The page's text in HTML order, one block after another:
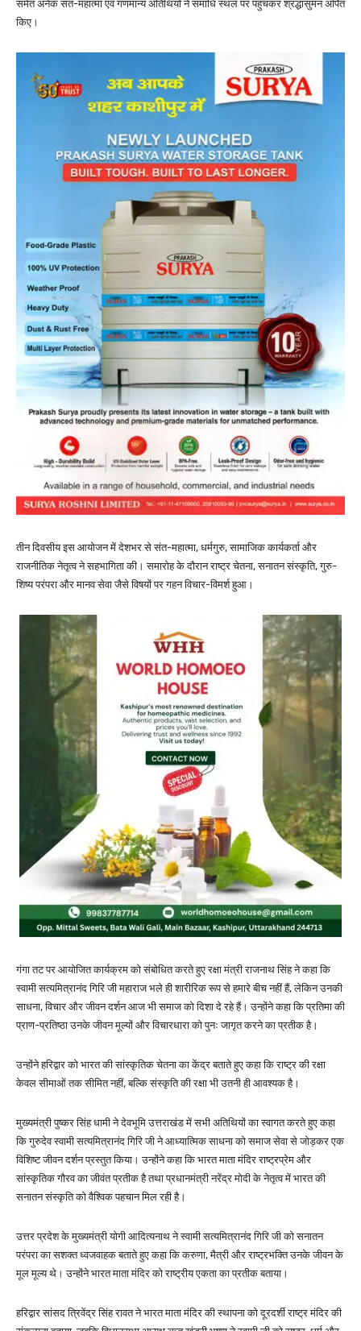
समेत अनेक संत-महात्मा एवं गणमान्य अतिथियों ने समाधि स्थल पर पहुंचकर श्रद्धासुमन अर्पित
किए।
तीन दिवसीय इस आयोजन में देशभर से संत-महात्मा, धर्मगुरु, सामाजिक कार्यकर्ता और
राजनीतिक नेतृत्व ने सहभागिता की। समारोह के दौरान राष्ट्र चेतना, सनातन संस्कृति, गुरु-
शिष्य परंपरा और मानव सेवा जैसे विषयों पर गहन विचार-विमर्श हुआ।
गंगा तट पर आयोजित कार्यक्रम को संबोधित करते हुए रक्षा मंत्री राजनाथ सिंह ने कहा कि
स्वामी सत्यमित्रानंद गिरि जी महाराज भले ही शारीरिक रूप से हमारे बीच नहीं हैं, लेकिन उनकी
साधना, विचार और जीवन दर्शन आज भी समाज को दिशा दे रहे हैं। उन्होंने कहा कि प्रतिमा की
प्राण-प्रतिष्ठा उनके जीवन मूल्यों और विचारधारा को पुनः जागृत करने का प्रतीक है।
उन्होंने हरिद्वार को भारत की सांस्कृतिक चेतना का केंद्र बताते हुए कहा कि राष्ट्र की रक्षा
केवल सीमाओं तक सीमित नहीं, बल्कि संस्कृति की रक्षा भी उतनी ही आवश्यक है।
मुख्यमंत्री पुष्कर सिंह धामी ने देवभूमि उत्तराखंड में सभी अतिथियों का स्वागत करते हुए कहा
कि गुरुदेव स्वामी सत्यमित्रानंद गिरि जी ने आध्यात्मिक साधना को समाज सेवा से जोड़कर एक
विशिष्ट जीवन दर्शन प्रस्तुत किया। उन्होंने कहा कि भारत माता मंदिर राष्ट्रप्रेम और
सांस्कृतिक गौरव का जीवंत प्रतीक है तथा प्रधानमंत्री नरेंद्र मोदी के नेतृत्व में भारत की
सनातन संस्कृति को वैश्विक पहचान मिल रही है।
उत्तर प्रदेश के मुख्यमंत्री योगी आदित्यनाथ ने स्वामी सत्यमित्रानंद गिरि जी को सनातन
परंपरा का सशक्त ध्वजवाहक बताते हुए कहा कि करुणा, मैत्री और राष्ट्रभक्ति उनके जीवन के
मूल मूल्य थे। उन्होंने भारत माता मंदिर को राष्ट्रीय एकता का प्रतीक बताया।
हरिद्वार सांसद त्रिवेंद्र सिंह रावत ने भारत माता मंदिर की स्थापना को दूरदर्शी राष्ट्र मंदिर की